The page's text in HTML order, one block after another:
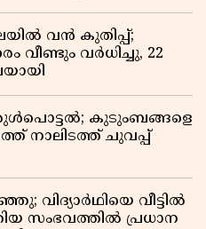
വൻ കുതിപ്പ്;
വീണ്ടും വർധിച്ചു, 22
കുടുംബങ്ങളെ
നാലിടത്ത് ചുവപ്പ്
വിദ്യാർഥിയെ വീട്ടിൽ
സംഭവത്തിൽ പ്രധാന